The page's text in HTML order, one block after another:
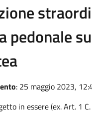
pedonale
: 25 maggio 2023,
in essere (ex. Art. 1